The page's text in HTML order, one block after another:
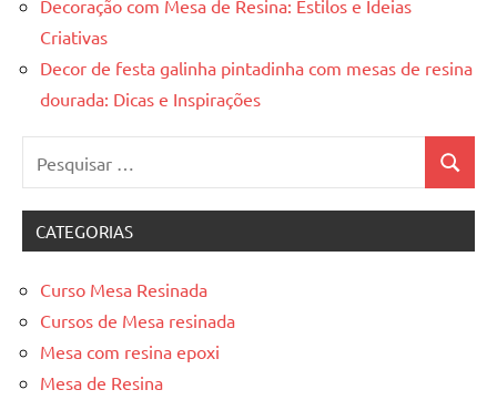
Decoração com Mesa de Resina: Estilos e Ideias
Criativas
Decor de festa galinha pintadinha com mesas de resina
dourada: Dicas e Inspirações
por:
CATEGORIAS
Curso Mesa Resinada
Cursos de Mesa resinada
Mesa com resina epoxi
Mesa de Resina